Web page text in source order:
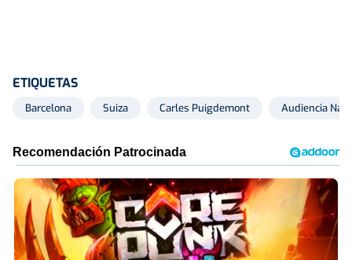
ETIQUETAS
Barcelona Suiza Carles Puigdemont Audiencia